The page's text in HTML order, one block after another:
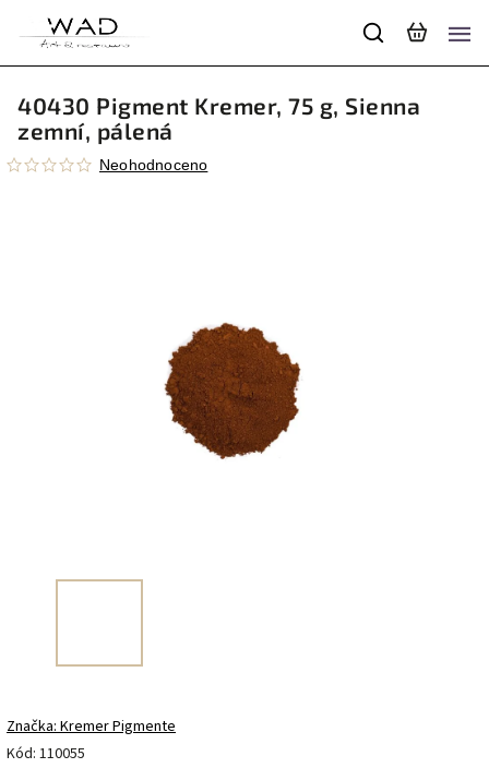
40430 Pigment Kremer, 75 g, Sienna
zemní, pálená
Neohodnoceno
Kód: 110055
Značka:Kremer Pigmente